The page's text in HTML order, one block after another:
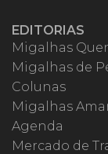
EDITORIAS
Migalhas
Migalhas de
Colunas
Migalhas
Agenda
Mercado de